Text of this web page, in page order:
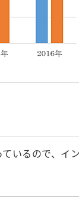
いるので、